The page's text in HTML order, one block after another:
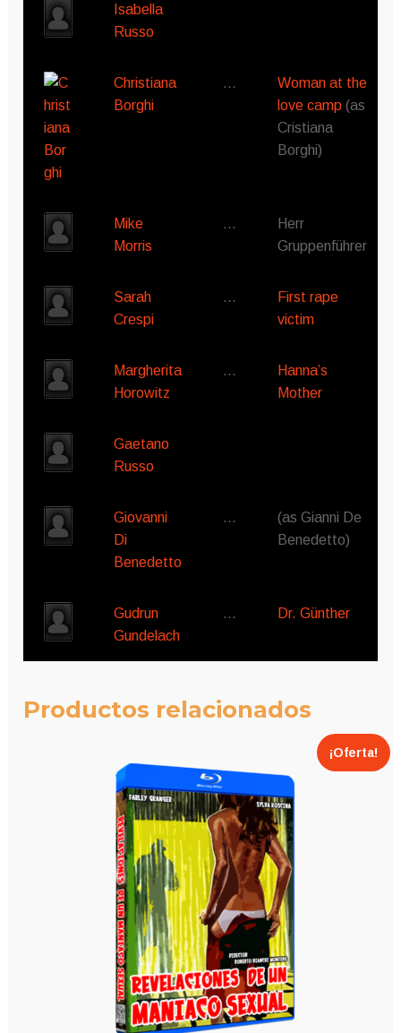
Isabella
Russo
Christiana
Borghi
…
Woman at the
love camp(as
Cristiana
Borghi)
Mike
Morris
…
Herr
Gruppenführer
Sarah
Crespi
…
First rape
victim
Margherita
Horowitz
…
Hanna’s
Mother
Gaetano
Russo
Giovanni
Di
Benedetto
…
(as Gianni De
Benedetto)
Gudrun
Gundelach
… Dr. Günther
Productos relacionados
¡Oferta!